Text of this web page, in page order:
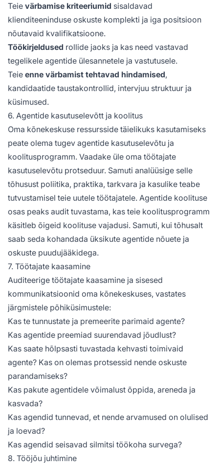
Teie värbamise kriteeriumid sisaldavad
klienditeeninduse oskuste komplekti ja iga positsioon
nõutavaid kvalifikatsioone.
Töökirjeldused rollide jaoks ja kas need vastavad
tegelikele agentide ülesannetele ja vastutusele.
Teie enne värbamist tehtavad hindamised,
kandidaatide taustakontrollid, intervjuu struktuur ja
küsimused.
6. Agentide kasutuselevõtt ja koolitus
Oma kõnekeskuse ressursside täielikuks kasutamiseks
peate olema tugev agentide kasutuselevõtu ja
koolitusprogramm. Vaadake üle oma töötajate
kasutuselevõtu protseduur. Samuti analüüsige selle
tõhusust poliitika, praktika, tarkvara ja kasulike teabe
tutvustamisel teie uutele töötajatele. Agentide koolituse
osas peaks audit tuvastama, kas teie koolitusprogramm
käsitleb õigeid koolituse vajadusi. Samuti, kui tõhusalt
saab seda kohandada üksikute agentide nõuete ja
oskuste puudujääkidega.
7. Töötajate kaasamine
Auditeerige töötajate kaasamine ja sisesed
kommunikatsioonid oma kõnekeskuses, vastates
järgmistele põhiküsimustele:
Kas te tunnustate ja premeerite parimaid agente?
Kas agentide preemiad suurendavad jõudlust?
Kas saate hõlpsasti tuvastada kehvasti toimivaid
agente? Kas on olemas protsessid nende oskuste
parandamiseks?
Kas pakute agentidele võimalust õppida, areneda ja
kasvada?
Kas agendid tunnevad, et nende arvamused on olulised
ja loevad?
Kas agendid seisavad silmitsi töökoha survega?
8. Tööjõu juhtimine